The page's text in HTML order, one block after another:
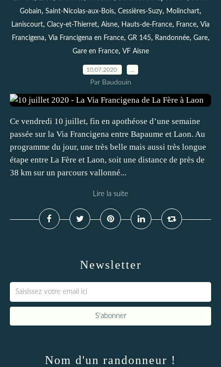
Gobain, Saint-Nicolas-aux-Bois, Cessières-Suzy, Molinchart,
Laniscourt, Clacy-et-Thierret, Aisne, Hauts-de-France, France, Via
Francigena, Via Francigena en France, GR 145, Randonnée, Gare,
Gare en France, VF Aisne
10.07.2020
Par Baudouin
Ce vendredi 10 juillet, fin en apothéose d’une semaine
passée sur la Via Francigena entre Bapaume et Laon. Au
programme du jour, une très belle mais aussi très longue
étape entre La Fère et Laon, soit une distance de près de
38 km sur un parcours vallonné...
Lire la suite
Newsletter
Nom d'un randonneur !